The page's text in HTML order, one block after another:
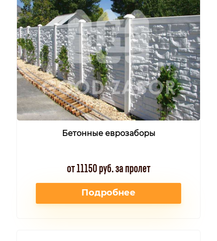
Бетонные еврозаборы
от 11150 руб. за пролет
Подробнее